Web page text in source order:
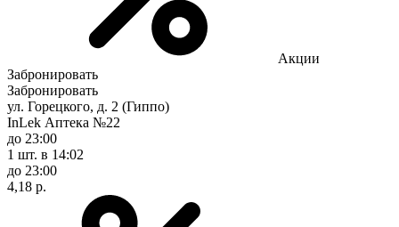
Акции
Забронировать
Забронировать
ул. Горецкого, д. 2 (Гиппо)
InLek Аптека №22
до 23:00
1 шт. в 14:02
до 23:00
4,18 р.